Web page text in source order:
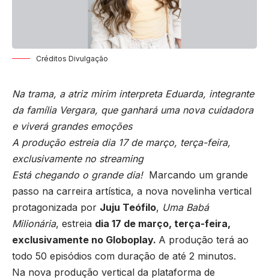
Créditos Divulgação
Na trama, a atriz mirim interpreta Eduarda, integrante
da família Vergara, que ganhará uma nova cuidadora
e viverá grandes emoções
A produção estreia dia 17 de março, terça-feira,
exclusivamente no streaming
Está chegando o grande dia! Marcando um grande
passo na carreira artística, a nova novelinha vertical
protagonizada por Juju Teófilo, Uma Babá
Milionária, estreia dia 17 de março, terça-feira,
exclusivamente no Globoplay. A produção terá ao
todo 50 episódios com duração de até 2 minutos.
Na nova produção vertical da plataforma de